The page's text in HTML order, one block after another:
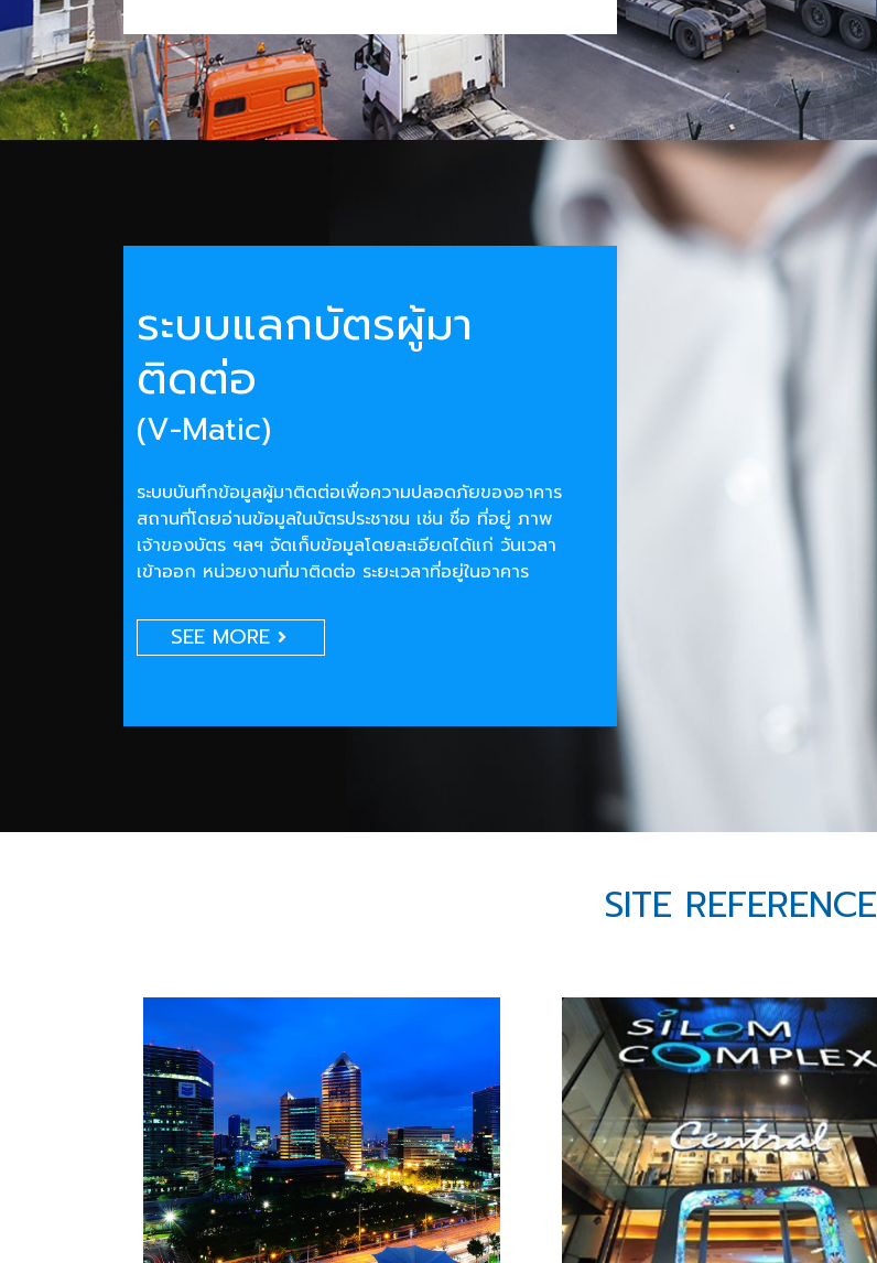
ระบบแลกบัตรผู้มา
ติดต่อ
(V-Matic)
ระบบบันทึกข้อมูลผู้มาติดต่อเพื่อความปลอดภัยของอาคาร
สถานที่โดยอ่านข้อมูลในบัตรประชาชน เช่น ชื่อ ที่อยู่ ภาพ
เจ้าของบัตร ฯลฯ จัดเก็บข้อมูลโดยละเอียดได้แก่ วันเวลา
เข้าออก หน่วยงานที่มาติดต่อ ระยะเวลาที่อยู่ในอาคาร
SEE MORE
SITE REFERENCE